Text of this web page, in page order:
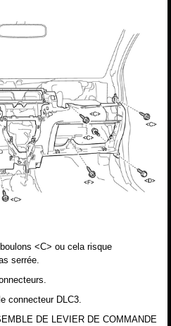
<C> ou cela risque
serrée.
connecteur DLC3.
DE LEVIER DE COMMANDE